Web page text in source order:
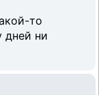
то
дней ни